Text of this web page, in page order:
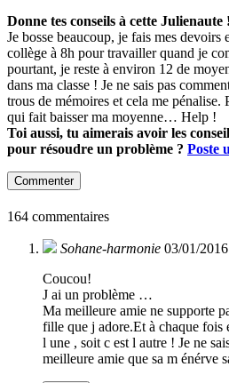
Donne tes conseils à cette Julienaute !
Je bosse beaucoup, je fais mes devoirs
collège à 8h pour travailler quand je
pourtant, je reste à environ 12 de
dans ma classe ! Je ne sais pas
trous de mémoires et cela me pénalise.
qui fait baisser ma moyenne… Help !
Toi aussi, tu aimerais avoir les
pour résoudre un problème ? Poste
Commenter
164 commentaires
Sohane-harmonie 03/01/
Coucou!
J ai un problème …
Ma meilleure amie ne supporte
fille que j adore.Et à chaque fois
l une , soit c est l autre ! Je ne
meilleure amie que sa m énérve